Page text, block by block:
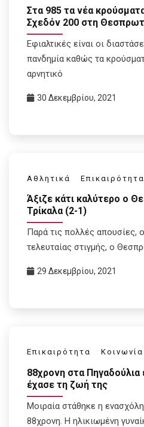
Στα 985 τα νέα
Σχεδόν 200 στη
Εφιαλτικές είναι οι
πανδημία καθώς τα
αρνητικό
30 Δεκεμβρίου, 2021
Αθλητικά Επικαιρότητα
Άξιζε κάτι καλύτερο ο
Τρίκαλα (2-1)
Παρά τις πολλές απουσίες,
τελευταίας στιγμής, ο
29 Δεκεμβρίου, 2021
Επικαιρότητα Κοινωνία
88χρονη στα Πηγαδούλια
έχασε τη ζωή της
Μοιραία στάθηκε η
88χρονη. Η ηλικιωμένη